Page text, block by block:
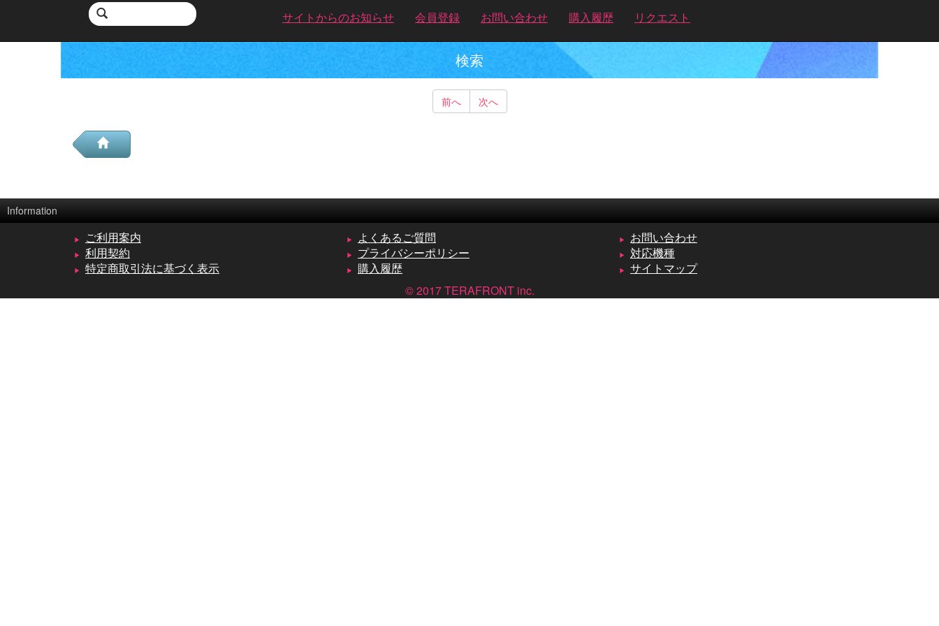
サイトからのお知らせ 会員登録 お問い合わせ 購入履歴 リクエスト
検索
前へ 次へ
Information
ご利用案内 よくあるご質問
お問い合わせ
利用契約
プライバシーポリシー
対応機種
特定商取引法に基づく表示
購入履歴
サイトマップ
© 2017 TERAFRONT inc.